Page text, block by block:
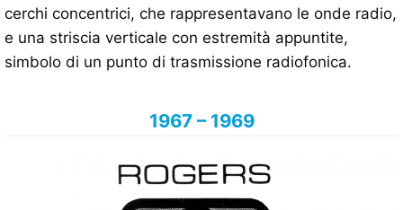
cerchi concentrici, che rappresentavano le onde radio,
e una striscia verticale con estremità appuntite,
simbolo di un punto di trasmissione radiofonica.
1967 – 1969